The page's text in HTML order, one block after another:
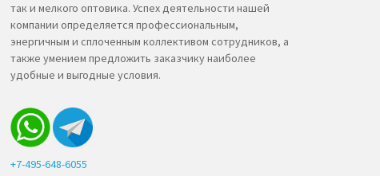
так и мелкого оптовика. Успех деятельности нашей
компании определяется профессиональным,
энергичным и сплоченным коллективом сотрудников, а
также умением предложить заказчику наиболее
удобные и выгодные условия.
+7-495-648-6055